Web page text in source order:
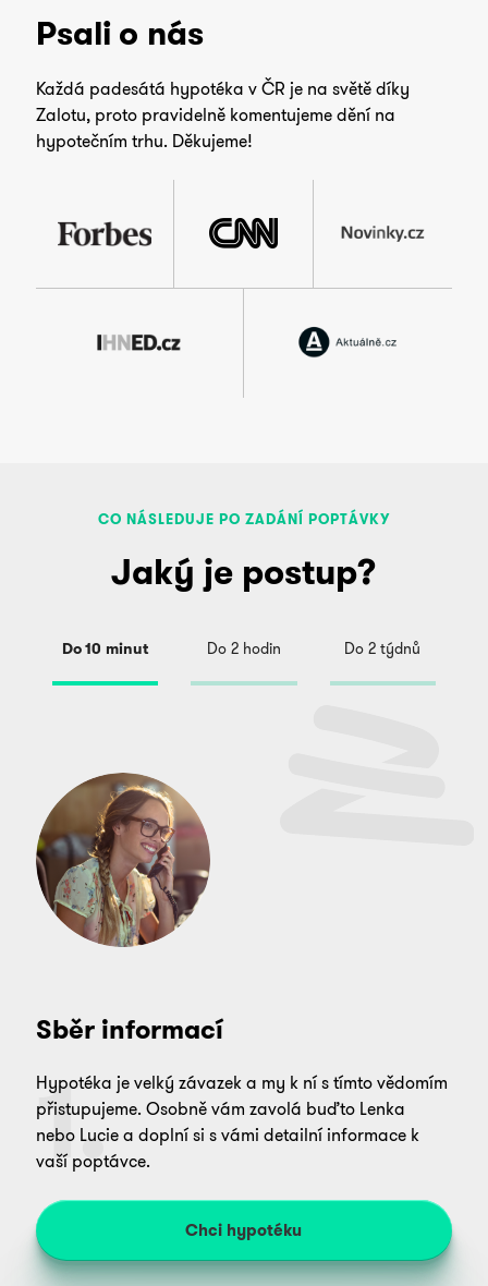
Psali o nás
Každá padesátá hypotéka v ČR je na světě díky
Zalotu, proto pravidelně komentujeme dění na
hypotečním trhu. Děkujeme!
CO NÁSLEDUJE PO ZADÁNÍ POPTÁVKY
Jaký je postup?
Do 10 minut Do 2 hodin Do 2 týdnů
Sběr informací
1.
Hypotéka je velký závazek a my k ní s tímto vědomím
přistupujeme. Osobně vám zavolá buďto Lenka
nebo Lucie a doplní si s vámi detailní informace k
vaší poptávce.
Chci hypotéku